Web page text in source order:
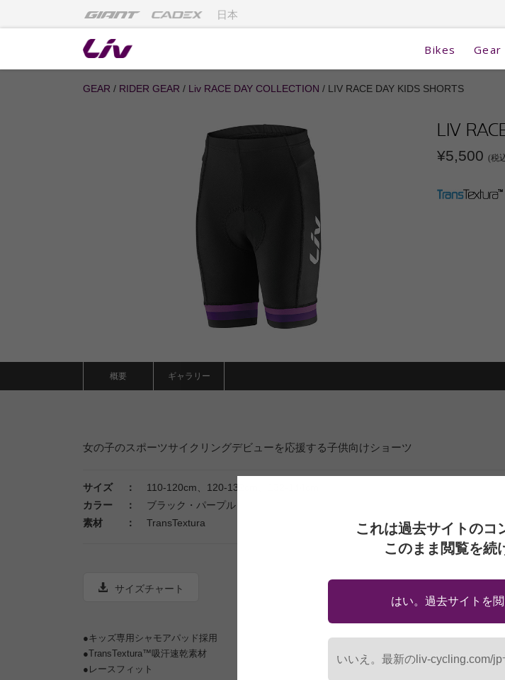
日本
Bikes Gear
GEAR / RIDER GEAR / Liv RACE DAY COLLECTION / LIV RACE DAY KIDS SHORTS
LIV
¥5,500 (税
概要 ギャラリー
女の子のスポーツサイクリングデビューを応援する子供向けショーツ
サイズ ：
110-120cm、120-132cm、132-144cm
カラー ：
ブラック・パープル
素材 ：
TransTextura
サイズチャート
●キッズ専用シャモアパッド採用
●TransTextura™吸汗速乾素材
●レースフィット
これは過去サイトのコ
このまま閲覧を続
はい。過去サイトを閲
いいえ。最新のliv-cycling.com/jp